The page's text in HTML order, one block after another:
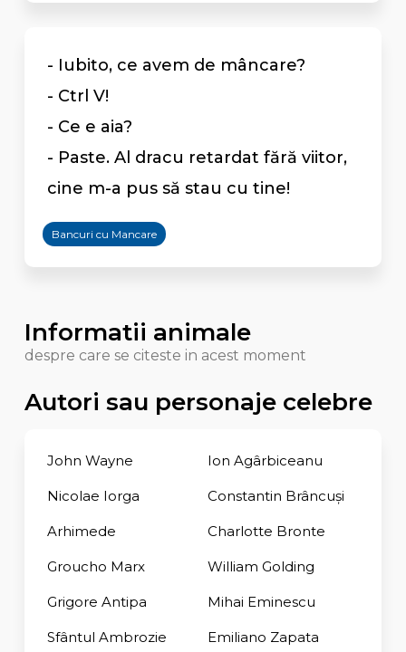
- Iubito, ce avem de mâncare?
- Ctrl V!
- Ce e aia?
- Paste. Al dracu retardat fără viitor,
cine m-a pus să stau cu tine!
Bancuri cu Mancare
Informatii animale
despre care se citeste in acest moment
Autori sau personaje celebre
John Wayne Ion Agârbiceanu
Nicolae Iorga Constantin Brâncuși
Arhimede Charlotte Bronte
Groucho Marx William Golding
Grigore Antipa Mihai Eminescu
Sfântul Ambrozie Emiliano Zapata